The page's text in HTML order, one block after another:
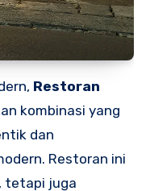
Restoran
kombinasi yang
dan
Restoran ini
tetapi juga